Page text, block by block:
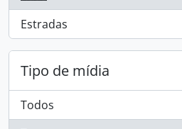
Estradas
, 1 resultados
Tipo de mídia
Todos